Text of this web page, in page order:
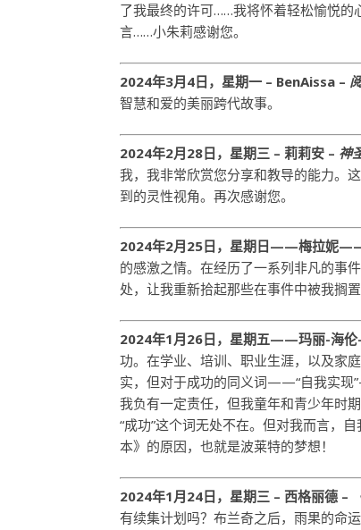
了我最终的许可……我将怀着轻松愉悦的
言……小朱莉感谢您。
2024年3月4日，星期一 – BenAissa –
智慧和爱的美丽跨代故事。
2024年2月28日，星期三 – 莉莉安 – 神
我，我非常欣赏您分享和教导的能力。
到的灵性视角。再次感谢您。
2024年2月25日，星期日——梅拉妮
的感激之情。在经历了一系列非凡的事
处，让我重新拾起那些在事件中被我搁
2024年1月26日，星期五——玛丽-海
功。在学业、培训、职业生涯，以及家
实，但对于成功的同义词——“自我实现
我负有一定责任，但我童年和青少年时
“成功”这个词无处不在。但对我而言，
本》的原因，也就是波莱特的梦想！
2024年1月24日，星期三 – 西格丽德 –
有续集计划吗？布兰奇之后，雨果的命